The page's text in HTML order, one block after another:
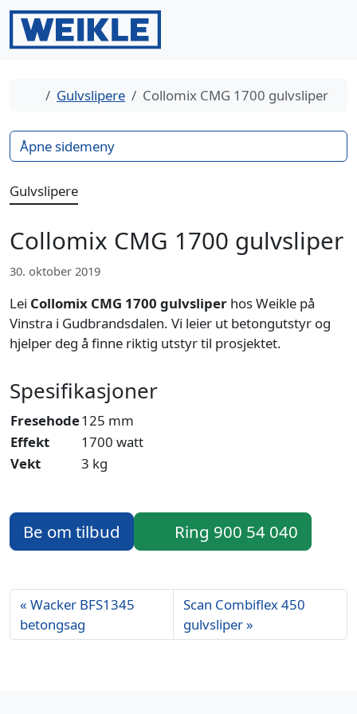
Gå til innhold
Gå til bunntekst
HjemGulvslipere Collomix CMG 1700 gulvsliper
Gulvslipere
Collomix CMG 1700 gulvsliper
30. oktober 2019
Lei Collomix CMG 1700 gulvsliper hos Weikle på
Vinstra i Gudbrandsdalen. Vi leier ut betongutstyr og
hjelper deg å finne riktig utstyr til prosjektet.
Spesifikasjoner
Fresehode125 mm
Effekt
1700 watt
Vekt
3 kg
Be om tilbud Ring 900 54 040
Wacker BFS1345
betongsag
Scan Combiflex 450
gulvsliper
Åpne sidemeny